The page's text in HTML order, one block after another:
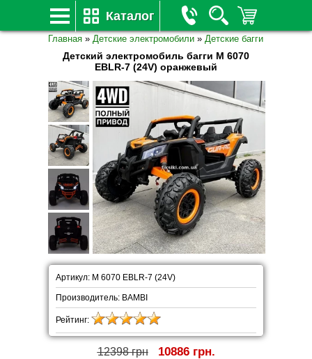
Каталог
Главная » Детские электромобили » Детские багги
Детский электромобиль багги M 6070
EBLR-7 (24V) оранжевый
Артикул: M 6070 EBLR-7 (24V)
Производитель: BAMBI
Рейтинг:
12398 грн 10886 грн.